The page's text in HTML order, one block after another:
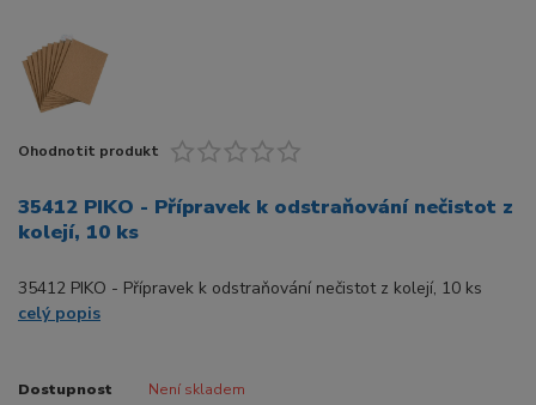
Ohodnotit produkt
35412 PIKO - Přípravek k odstraňování nečistot z
kolejí, 10 ks
35412 PIKO - Přípravek k odstraňování nečistot z kolejí, 10 ks
celý popis
Dostupnost Není skladem